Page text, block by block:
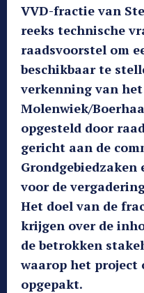
VVD-fractie van
reeks technische
raadsvoorstel om
beschikbaar te
verkenning van het
Molenwiek/
opgesteld door
gericht aan de
Grondgebiedzaken
voor de
Het doel van de
krijgen over de
de betrokken
waarop het
opgepakt.